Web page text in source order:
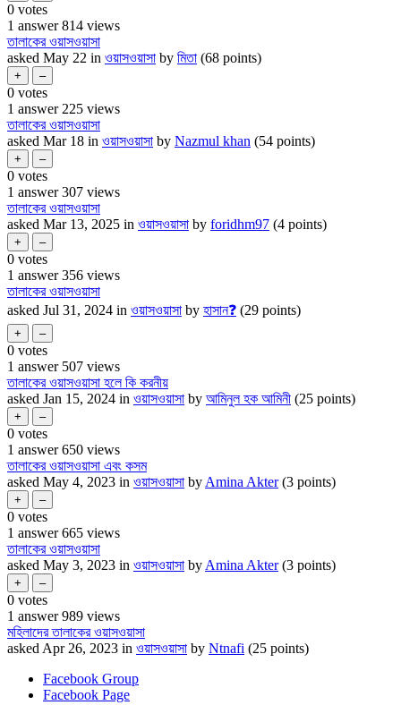
0 votes
1 answer 814 views
তালাকের ওয়াসওয়াসা
asked May 22 in ওয়াসওয়াসা by মিতা (68 points)
0 votes
1 answer 225 views
তালাকের ওয়াসওয়াসা
asked Mar 18 in ওয়াসওয়াসা by Nazmul khan (54 points)
0 votes
1 answer 307 views
তালাকের ওয়াসওয়াসা
asked Mar 13, 2025 in ওয়াসওয়াসা by foridhm97 (4 points)
0 votes
1 answer 356 views
তালাকের ওয়াসওয়াসা
asked Jul 31, 2024 in ওয়াসওয়াসা by হাসান❓ (29 points)
0 votes
1 answer 507 views
তালাকের ওয়াসওয়াসা হলে কি করনীয়
asked Jan 15, 2024 in ওয়াসওয়াসা by আমিনুল হক আমিনী (25 points)
0 votes
1 answer 650 views
তালাকের ওয়াসওয়াসা এবং কসম
asked May 4, 2023 in ওয়াসওয়াসা by Amina Akter (3 points)
0 votes
1 answer 665 views
তালাকের ওয়াসওয়াসা
asked May 3, 2023 in ওয়াসওয়াসা by Amina Akter (3 points)
0 votes
1 answer 989 views
মহিলাদের তালাকের ওয়াসওয়াসা
asked Apr 26, 2023 in ওয়াসওয়াসা by Ntnafi (25 points)
Facebook Group
Facebook Page